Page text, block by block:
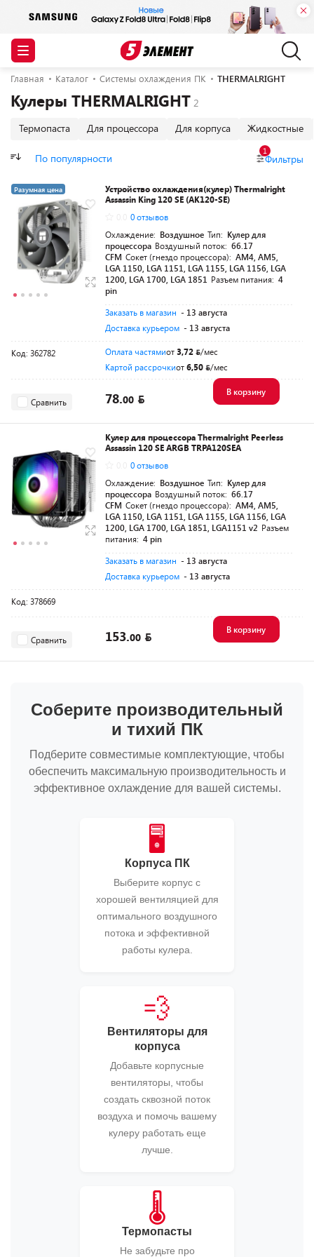
Главная Каталог Системы охлаждения ПК THERMALRIGHT
Кулеры THERMALRIGHT
Термопаста Для процессора Для корпуса Жидкостные
По популярности Фильтры
1
Разумная цена
Устройство охлаждения(кулер) Thermalright
Assassin King 120 SE (AK120-SE)
0 отзывов
Охлаждение: Воздушное Тип: Кулер для
процессора Воздушный поток: 66.17
CFM Сокет (гнездо процессора): AM4, AM5,
LGA 1150, LGA 1151, LGA 1155, LGA 1156, LGA
1200, LGA 1700, LGA 1851 Разъем питания: 4
pin
Заказать в магазин - 13 августа
Доставка курьером - 13 августа
Код: 362782 Оплата частямиот3,72
/мес
Картой рассрочкиот6,50 /мес
Сравнить 78.00
В корзину
Кулер для процессора Thermalright Peerless
Assassin 120 SE ARGB TRPA120SEA
0 отзывов
Охлаждение: Воздушное Тип: Кулер для
процессора Воздушный поток: 66.17
CFM Сокет (гнездо процессора): AM4, AM5,
LGA 1150, LGA 1151, LGA 1155, LGA 1156, LGA
1200, LGA 1700, LGA 1851, LGA1151 v2 Разъем
питания: 4 pin
Заказать в магазин - 13 августа
Доставка курьером - 13 августа
Код: 378669
Сравнить 153.00
В корзину
Соберите производительный
и тихий ПК
Подберите совместимые комплектующие, чтобы
обеспечить максимальную производительность и
эффективное охлаждение для вашей системы.
🖥️
Корпуса ПК
Выберите корпус с
хорошей вентиляцией для
оптимального воздушного
потока и эффективной
работы кулера.
💨
Вентиляторы для
корпуса
Добавьте корпусные
вентиляторы, чтобы
создать сквозной поток
воздуха и помочь вашему
кулеру работать еще
лучше.
🌡️
Термопасты
Не забудьте про